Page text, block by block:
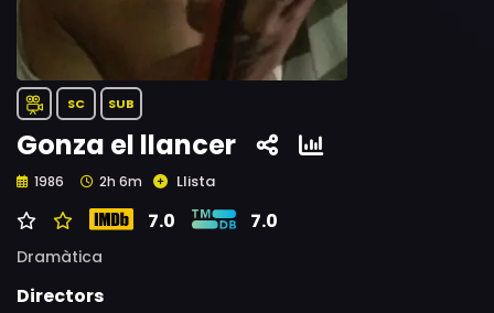
SC SUB
Gonza el llancer
1986 2h 6m Llista
7.0 7.0
Dramàtica
Directors